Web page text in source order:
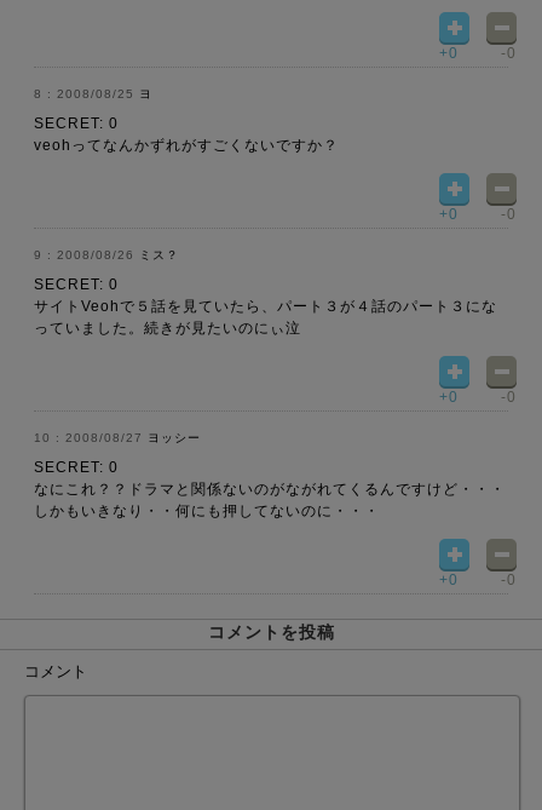
+0 -0
2008/08/25 ヨ
SECRET: 0
veohってなんかずれがすごくないですか？
+0 -0
2008/08/26 ミス？
SECRET: 0
サイトVeohで５話を見ていたら、パート３が４話のパート３にな
っていました。続きが見たいのにぃ泣
+0 -0
2008/08/27 ヨッシー
SECRET: 0
なにこれ？？ドラマと関係ないのがながれてくるんですけど・・・
しかもいきなり・・何にも押してないのに・・・
+0 -0
コメントを投稿
コメント